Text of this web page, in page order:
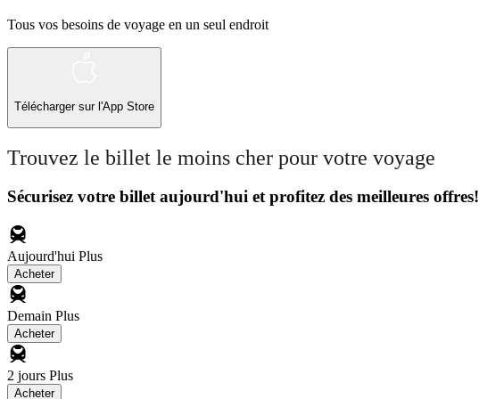
Tous vos besoins de voyage en un seul endroit
Télécharger sur l'App Store
Trouvez le billet le moins cher pour votre voyage
Sécurisez votre billet aujourd'hui et profitez des meilleures offres!
Aujourd'hui Plus
Acheter
Demain Plus
Acheter
2 jours Plus
Acheter